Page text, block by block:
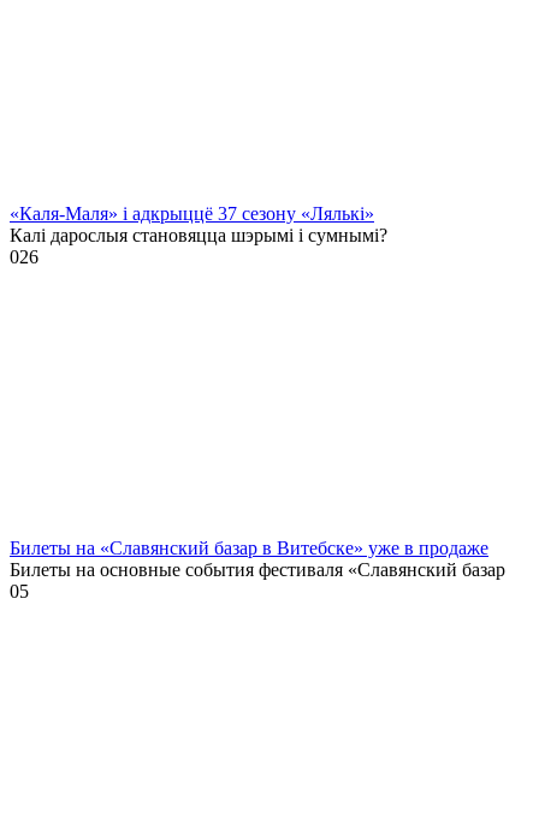
«Каля-Маля» і адкрыццё 37 сезону «Лялькі»
Калі дарослыя становяцца шэрымі і сумнымі?
026
Билеты на «Славянский базар в Витебске» уже в продаже
Билеты на основные события фестиваля «Славянский базар
05